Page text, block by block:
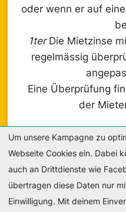
oder wenn er auf
1terDie Mietzinse
regelmässig
Eine Überprüfung
der
Um unsere Kampagne zu
Webseite Cookies ein. Dabei
auch an Drittdienste wie
übertragen diese Daten nur
Einwilligung. Mit deinem